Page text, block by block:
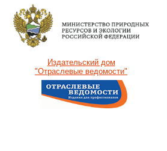
Издательский дом
"Отраслевые ведомости"